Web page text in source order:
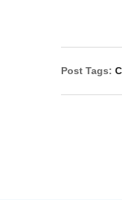
Post Tags: